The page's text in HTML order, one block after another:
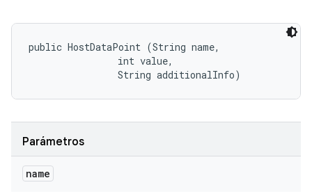
public HostDataPoint (String name,
                int value,
                String additionalInfo)
Parámetros
name